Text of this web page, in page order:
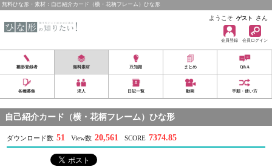
無料ひな形・素材：自己紹介カード（横・花柄フレーム）ひな形
ようこそ ゲスト さん
会員登録 会員ログイン
雛形登録者 無料素材 豆知識 まとめ Q&A
各種募集 求人 日記一覧 動画 手順・使い方
自己紹介カード（横・花柄フレーム）ひな形
ダウンロード数 51 View数 20,561 SCORE 7374.85